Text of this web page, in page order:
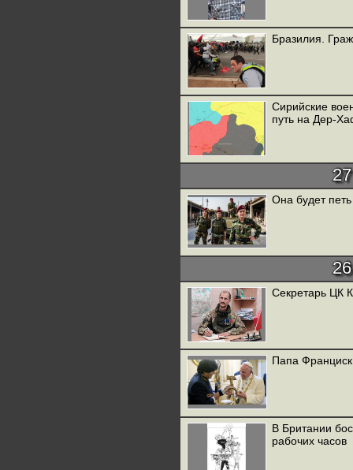
Бразилия.
Сирийские
путь на Дер-
Она будет
Секретарь ЦК
Папа
В Британии
рабочих часов